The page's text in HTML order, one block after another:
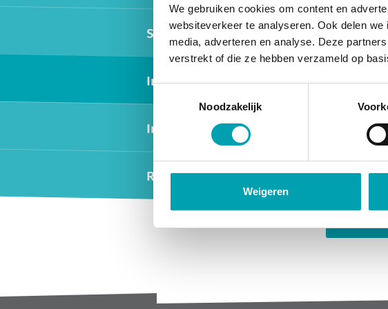
We gebruiken cookies om content en
websiteverkeer te analyseren. Ook delen
media, adverteren en analyse. Deze
verstrekt of die ze hebben verzameld op
Noodzakelijk
Weigeren
UniKidz
join our
and
and judo.
Want
Scoolz 10+
International
Inspection report
Rates
Widgets